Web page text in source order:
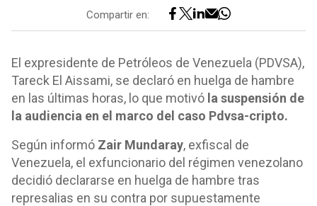
Compartir en:
El expresidente de Petróleos de Venezuela (PDVSA),
Tareck El Aissami, se declaró en huelga de hambre
en las últimas horas, lo que motivó la suspensión de
la audiencia en el marco del caso Pdvsa-cripto.
Según informó Zair Mundaray, exfiscal de
Venezuela, el exfuncionario del régimen venezolano
decidió declararse en huelga de hambre tras
represalias en su contra por supuestamente